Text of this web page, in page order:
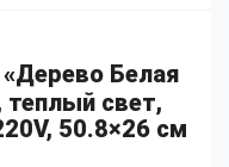
Белая
теплый свет,
50.8×26 см